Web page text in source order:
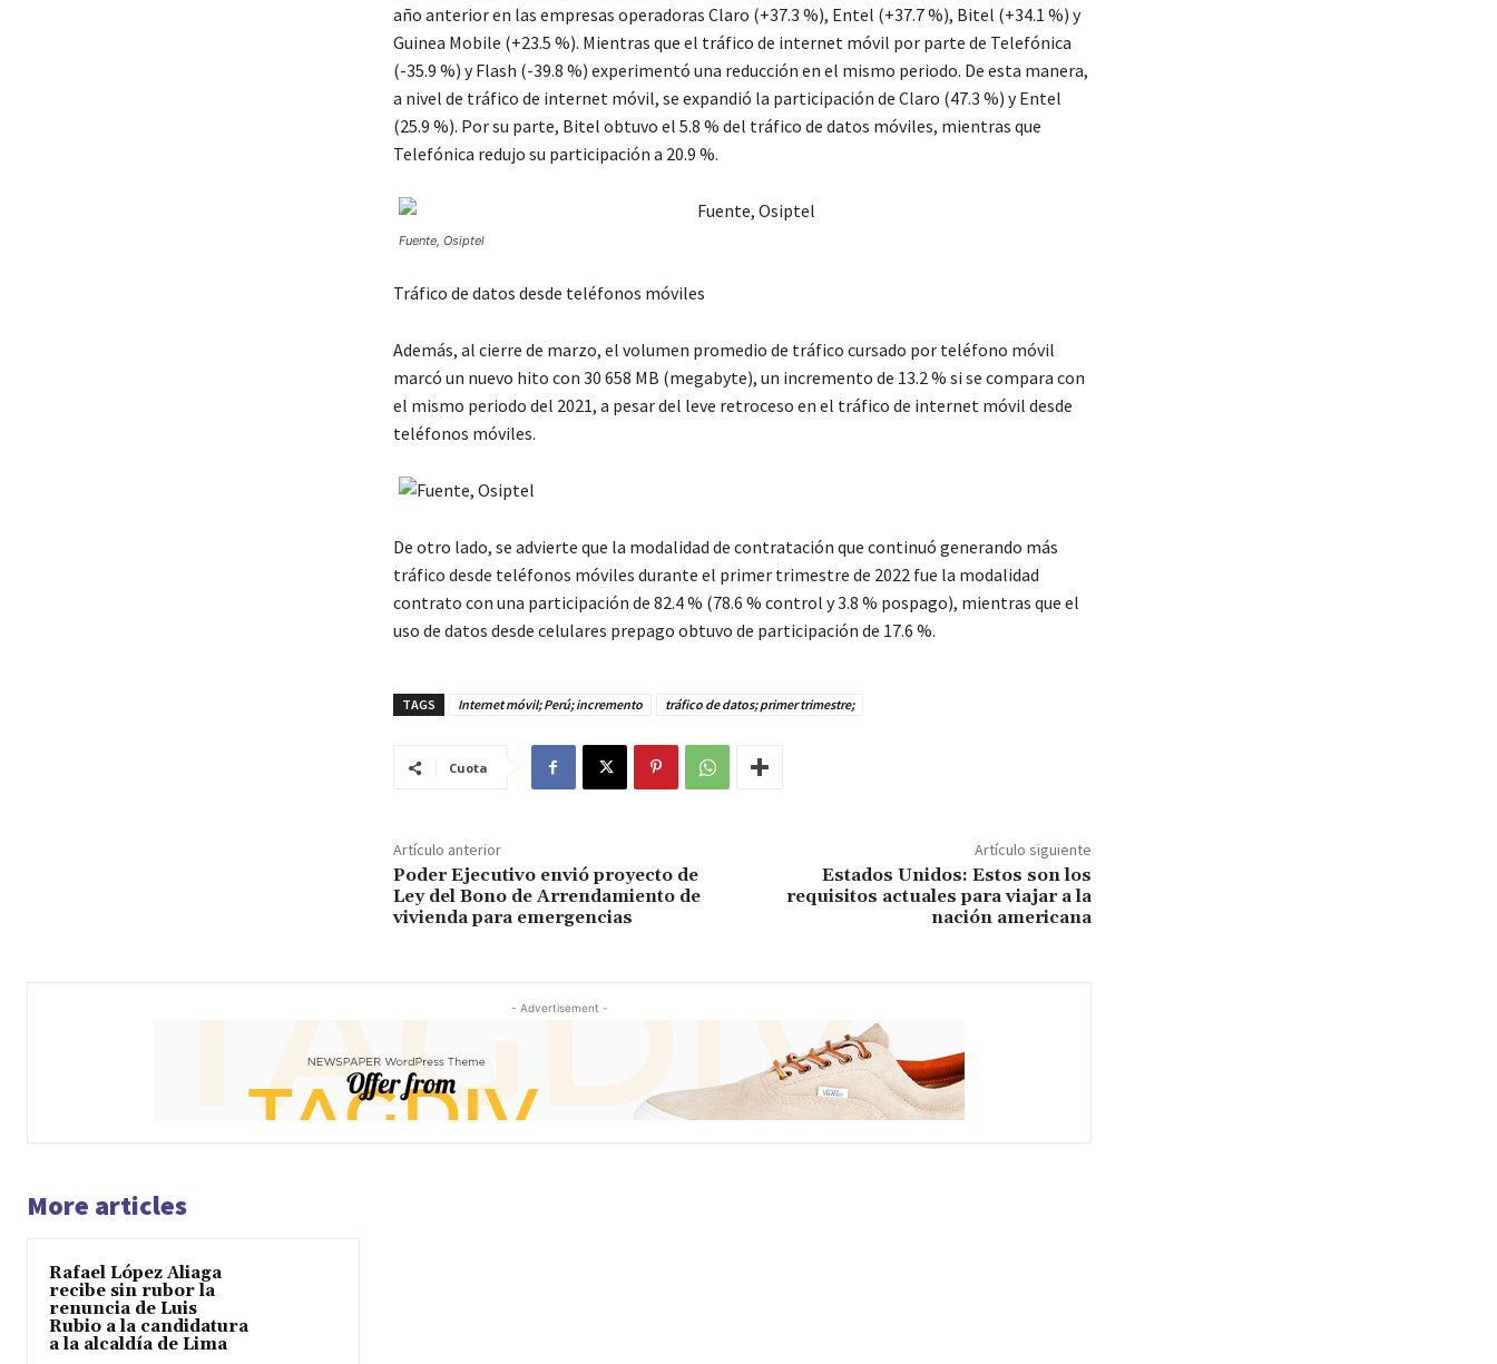
año anterior en las empresas operadoras Claro (+37.3 %), Entel (+37.7 %), Bitel (+34.1 %) y
Guinea Mobile (+23.5 %). Mientras que el tráfico de internet móvil por parte de Telefónica
(-35.9 %) y Flash (-39.8 %) experimentó una reducción en el mismo periodo. De esta manera,
a nivel de tráfico de internet móvil, se expandió la participación de Claro (47.3 %) y Entel
(25.9 %). Por su parte, Bitel obtuvo el 5.8 % del tráfico de datos móviles, mientras que
Telefónica redujo su participación a 20.9 %.
Fuente, Osiptel
Tráfico de datos desde teléfonos móviles
Además, al cierre de marzo, el volumen promedio de tráfico cursado por teléfono móvil
marcó un nuevo hito con 30 658 MB (megabyte), un incremento de 13.2 % si se compara con
el mismo periodo del 2021, a pesar del leve retroceso en el tráfico de internet móvil desde
teléfonos móviles.
De otro lado, se advierte que la modalidad de contratación que continuó generando más
tráfico desde teléfonos móviles durante el primer trimestre de 2022 fue la modalidad
contrato con una participación de 82.4 % (78.6 % control y 3.8 % pospago), mientras que el
uso de datos desde celulares prepago obtuvo de participación de 17.6 %.
TAGS Internet móvil; Perú; incremento tráfico de datos; primer trimestre;
Cuota
Artículo anterior
Poder Ejecutivo envió proyecto de
Ley del Bono de Arrendamiento de
vivienda para emergencias
Artículo siguiente
Estados Unidos: Estos son los
requisitos actuales para viajar a la
nación americana
- Advertisement -
More articles
Rafael López Aliaga
recibe sin rubor la
renuncia de Luis
Rubio a la candidatura
a la alcaldía de Lima